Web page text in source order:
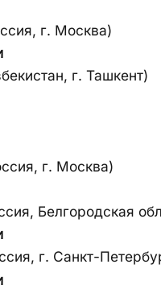
г. Москва)
г. Ташкент)
г. Москва)
Белгородская
г. Санкт-